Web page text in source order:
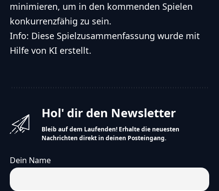
minimieren, um in den kommenden Spielen
konkurrenzfähig zu sein.
Info: Diese Spielzusammenfassung wurde mit
Hilfe von KI erstellt.
Hol' dir den Newsletter
Bleib auf dem Laufenden! Erhalte die neuesten
Nachrichten direkt in deinen Posteingang.
Dein Name